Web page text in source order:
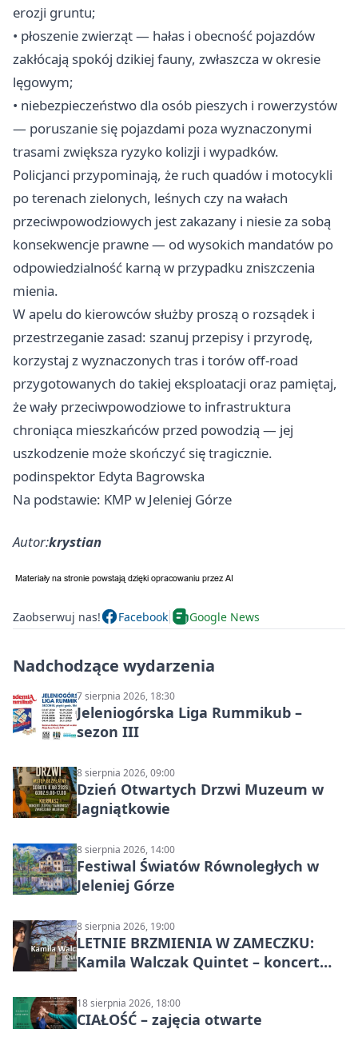
erozji gruntu;
• płoszenie zwierząt — hałas i obecność pojazdów
zakłócają spokój dzikiej fauny, zwłaszcza w okresie
lęgowym;
• niebezpieczeństwo dla osób pieszych i rowerzystów
— poruszanie się pojazdami poza wyznaczonymi
trasami zwiększa ryzyko kolizji i wypadków.
Policjanci przypominają, że ruch quadów i motocykli
po terenach zielonych, leśnych czy na wałach
przeciwpowodziowych jest zakazany i niesie za sobą
konsekwencje prawne — od wysokich mandatów po
odpowiedzialność karną w przypadku zniszczenia
mienia.
W apelu do kierowców służby proszą o rozsądek i
przestrzeganie zasad: szanuj przepisy i przyrodę,
korzystaj z wyznaczonych tras i torów off‑road
przygotowanych do takiej eksploatacji oraz pamiętaj,
że wały przeciwpowodziowe to infrastruktura
chroniąca mieszkańców przed powodzią — jej
uszkodzenie może skończyć się tragicznie.
podinspektor Edyta Bagrowska
Na podstawie: KMP w Jeleniej Górze
Autor:krystian
Zaobserwuj nas! Facebook Google News
Nadchodzące wydarzenia
7 sierpnia 2026, 18:30
Jeleniogórska Liga Rummikub –
sezon III
8 sierpnia 2026, 09:00
Dzień Otwartych Drzwi Muzeum w
Jagniątkowie
8 sierpnia 2026, 14:00
Festiwal Światów Równoległych w
Jeleniej Górze
8 sierpnia 2026, 19:00
LETNIE BRZMIENIA W ZAMECZKU:
Kamila Walczak Quintet – koncert
18 sierpnia 2026, 18:00
CIAŁOŚĆ – zajęcia otwarte